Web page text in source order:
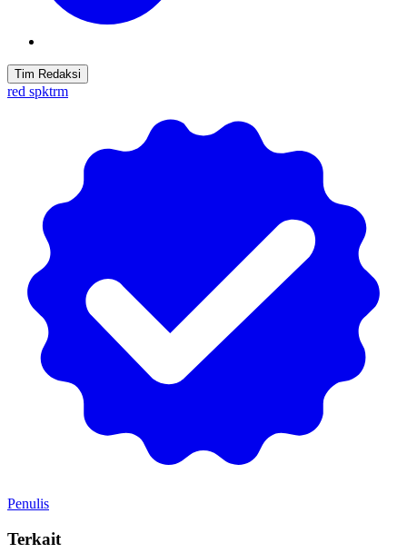
Tim Redaksi
red spktrm
Penulis
Terkait